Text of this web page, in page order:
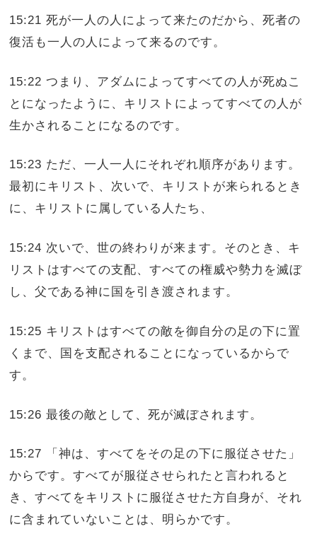
15:21 死が一人の人によって来たのだから、死者の
復活も一人の人によって来るのです。
15:22 つまり、アダムによってすべての人が死ぬこ
とになったように、キリストによってすべての人が
生かされることになるのです。
15:23 ただ、一人一人にそれぞれ順序があります。
最初にキリスト、次いで、キリストが来られるとき
に、キリストに属している人たち、
15:24 次いで、世の終わりが来ます。そのとき、キ
リストはすべての支配、すべての権威や勢力を滅ぼ
し、父である神に国を引き渡されます。
15:25 キリストはすべての敵を御自分の足の下に置
くまで、国を支配されることになっているからで
す。
15:26 最後の敵として、死が滅ぼされます。
15:27 「神は、すべてをその足の下に服従させた」
からです。すべてが服従させられたと言われると
き、すべてをキリストに服従させた方自身が、それ
に含まれていないことは、明らかです。